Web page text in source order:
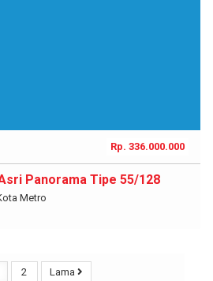
Rp. 336.000.000
Panorama Tipe 55/128
Metro
2 Lama